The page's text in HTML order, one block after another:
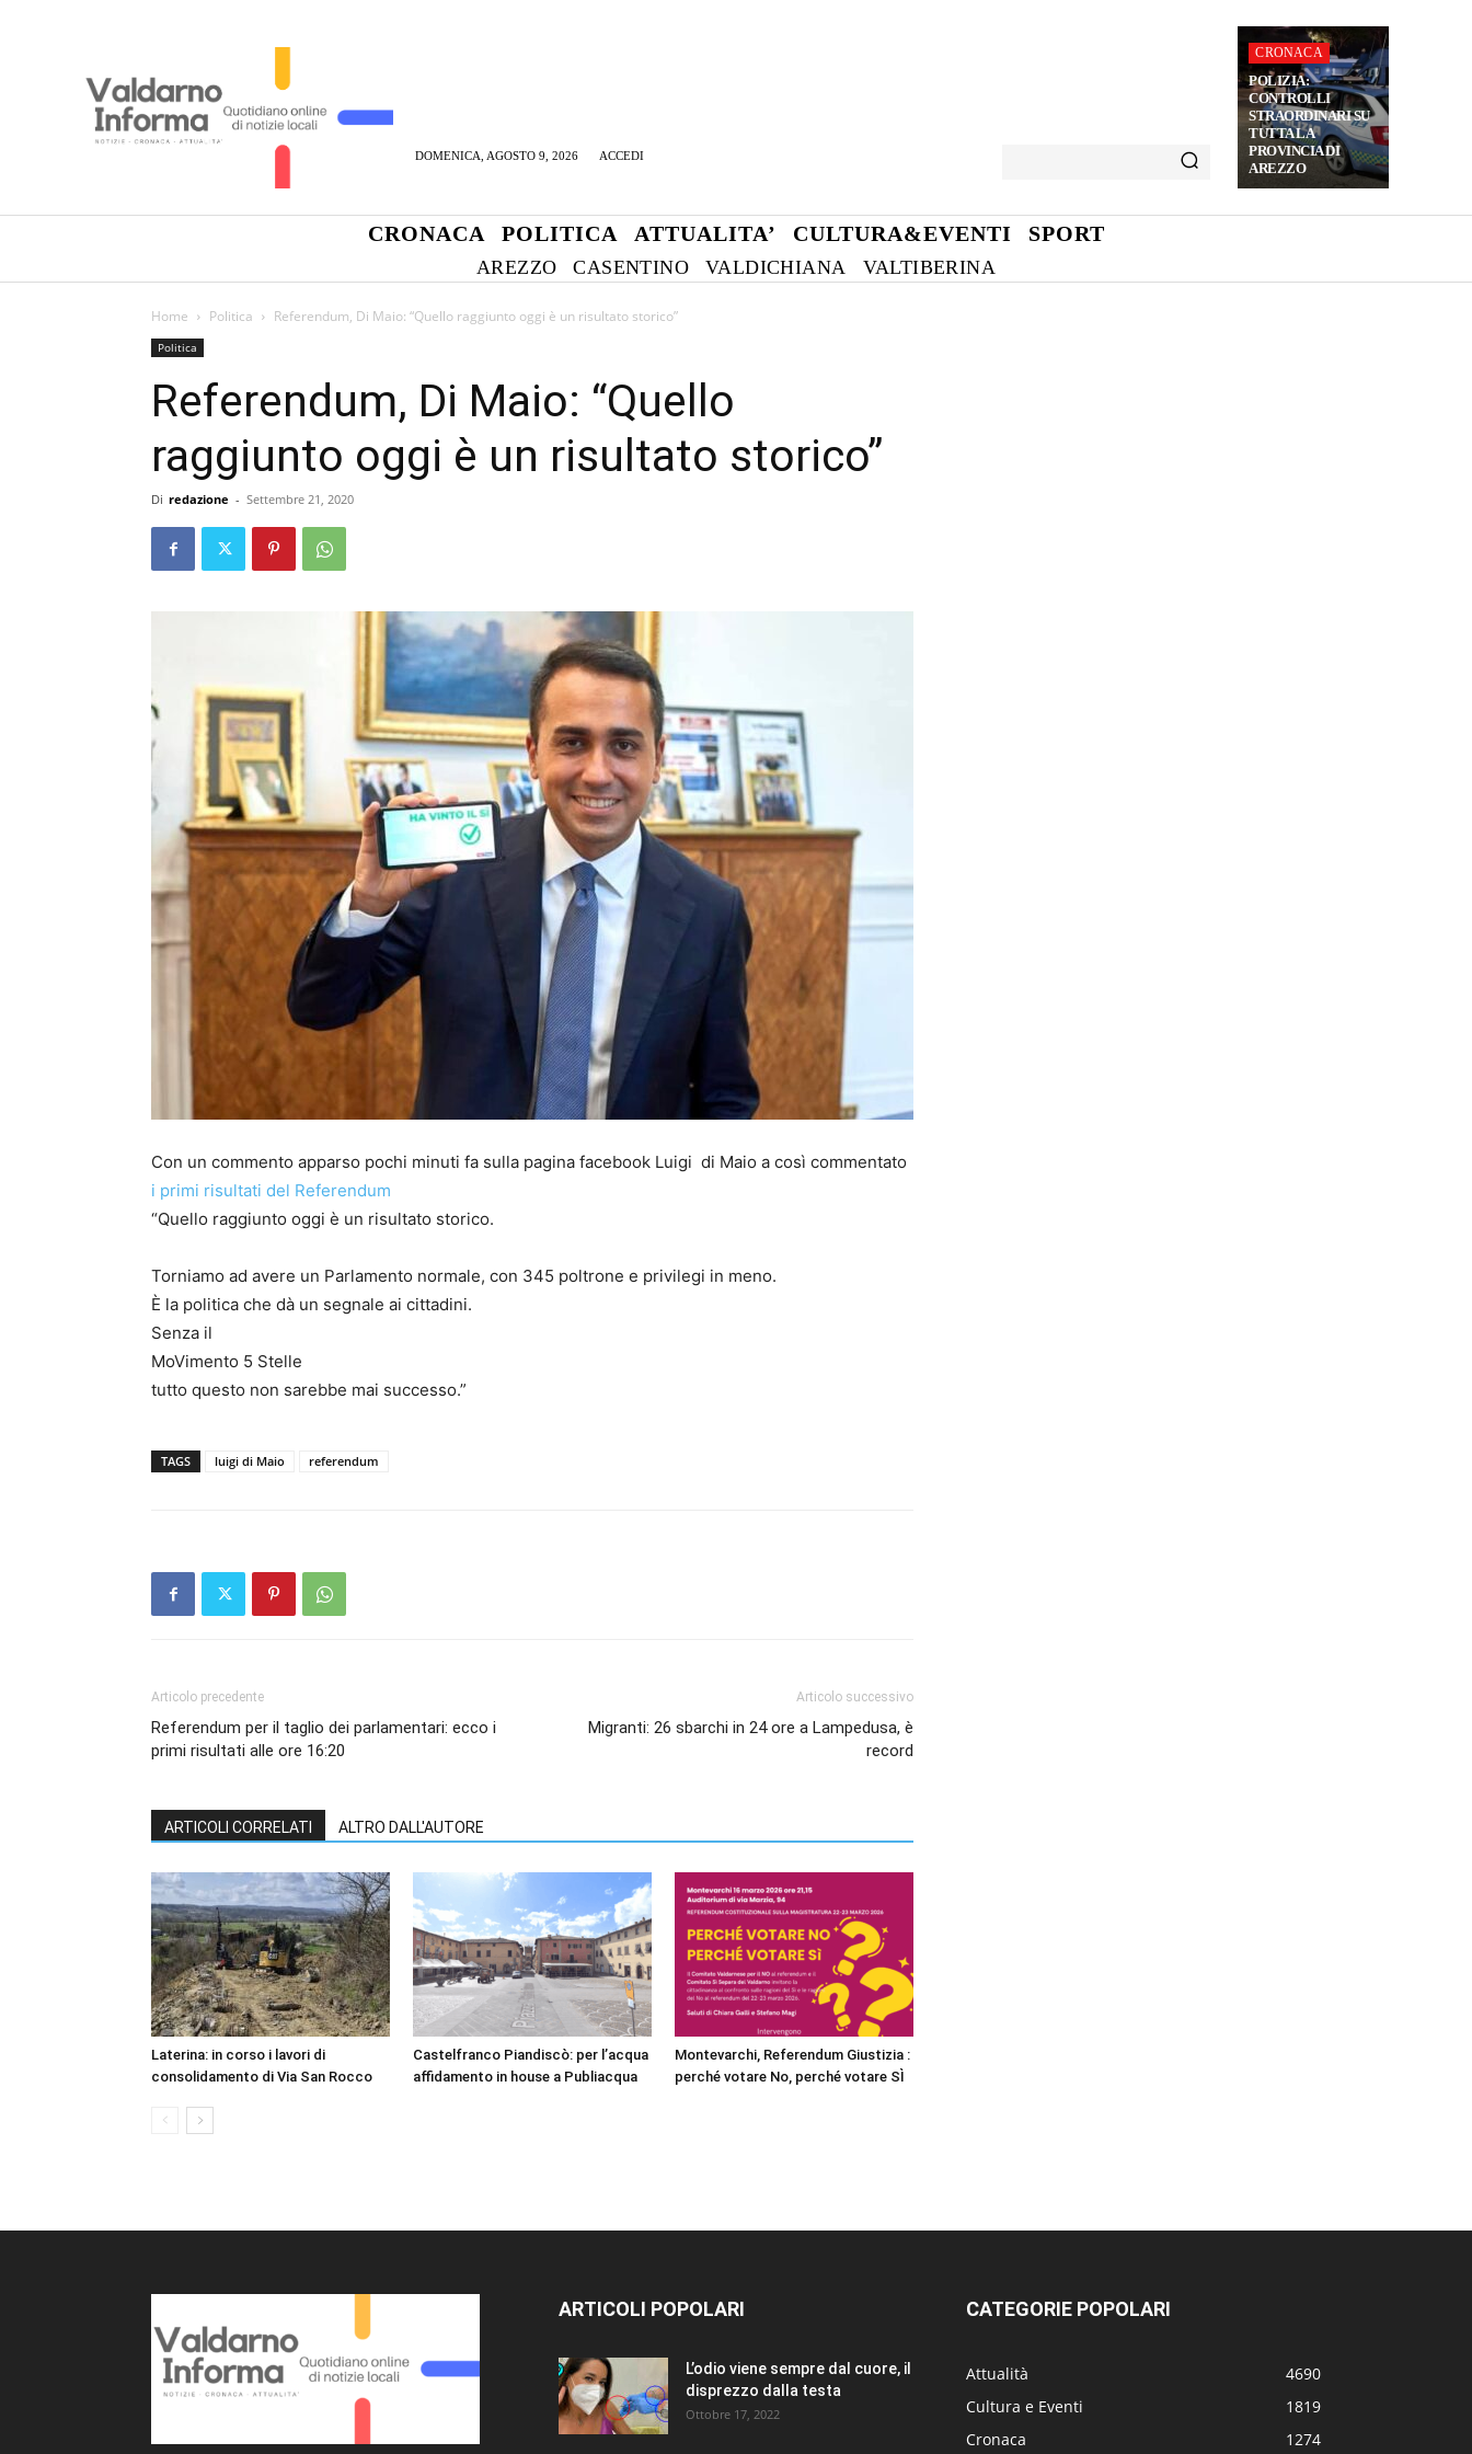
DOMENICA, AGOSTO 9, 2026 ACCEDI
CRONACA
POLIZIA:
CONTROLLI
STRAORDINARI SU
TUTTA LA
PROVINCIA DI
AREZZO
CRONACA POLITICA ATTUALITA’ CULTURA&EVENTI SPORT
AREZZO CASENTINO VALDICHIANA VALTIBERINA
Home Politica Referendum, Di Maio: “Quello raggiunto oggi è un risultato storico”
Politica
Referendum, Di Maio: “Quello
raggiunto oggi è un risultato storico”
Di redazione - Settembre 21, 2020
Con un commento apparso pochi minuti fa sulla pagina facebook Luigi di Maio a così commentato
i primi risultati del Referendum
“Quello raggiunto oggi è un risultato storico.
Torniamo ad avere un Parlamento normale, con 345 poltrone e privilegi in meno.
È la politica che dà un segnale ai cittadini.
Senza il
MoVimento 5 Stelle
tutto questo non sarebbe mai successo.”
TAGS luigi di Maio referendum
Articolo precedente
Referendum per il taglio dei parlamentari: ecco i
primi risultati alle ore 16:20
Articolo successivo
Migranti: 26 sbarchi in 24 ore a Lampedusa, è
record
ARTICOLI CORRELATI ALTRO DALL'AUTORE
Laterina: in corso i lavori di
consolidamento di Via San Rocco
Castelfranco Piandiscò: per l’acqua
affidamento in house a Publiacqua
Montevarchi, Referendum Giustizia :
perché votare No, perché votare SÌ
ARTICOLI POPOLARI
L’odio viene sempre dal cuore, il
disprezzo dalla testa
Ottobre 17, 2022
CATEGORIE POPOLARI
Attualità
4690
Cultura e Eventi
1819
Cronaca
1274